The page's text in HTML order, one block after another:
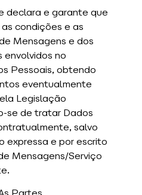
declara e garante que
condições e as
Mensagens e dos
no
Pessoais, obtendo
eventualmente
Legislação
se de tratar Dados
salvo
expressa e por escrito
Mensagens/Serviço